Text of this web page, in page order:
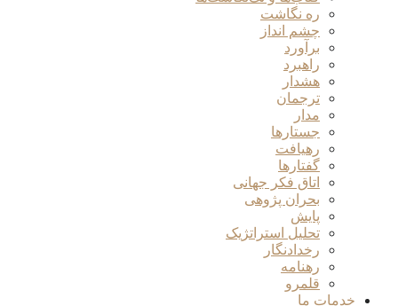
ره نگاشت
چشم انداز
برآورد
راهبرد
هشدار
ترجمان
مدار
جستارها
رهیافت
گفتارها
اتاق فکر جهانی
بحران پژوهی
پایش
تحلیل استراتژیک
رخدادنگار
رهنامه
قلمرو
خدمات ما